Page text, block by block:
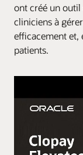
ont créé un outil
cliniciens à
efficacement et,
patients.